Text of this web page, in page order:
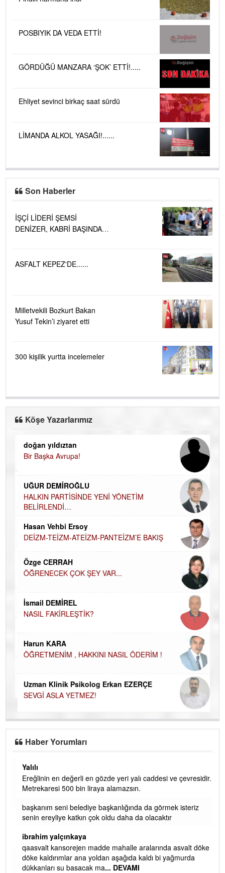
POSBIYIK DA VEDA ETTİ!
GÖRDÜĞÜ MANZARA ‘ŞOK’ ETTİ!.....
Ehliyet sevinci birkaç saat sürdü
LİMANDA ALKOL YASAĞI!......
Son Haberler
İŞÇİ LİDERİ ŞEMSİ
DENİZER, KABRİ BAŞINDA
ASFALT KEPEZ'DE......
Milletvekili Bozkurt Bakan
Yusuf Tekin’i ziyaret etti
300 kişilik yurtta incelemeler
Köşe Yazarlarımız
doğan yıldıztan
Bir Başka Avrupa!
UĞUR DEMİROĞLU
HALKIN PARTİSİNDE YENİ YÖNETİM
BELİRLENDİ…
Hasan Vehbi Ersoy
DEİZM-TEİZM-ATEİZM-PANTEİZM’E BAKIŞ
Özge CERRAH
ÖĞRENECEK ÇOK ŞEY VAR...
İsmail DEMİREL
NASIL FAKİRLEŞTİK?
Harun KARA
ÖĞRETMENİM , HAKKINI NASIL ÖDERİM !
Uzman Klinik Psikolog Erkan EZERÇE
SEVGİ ASLA YETMEZ!
Haber Yorumları
Yalılı
Ereğlinin en değerli en gözde yeri yalı caddesi ve çevresidir.
Metrekaresi 500 bin liraya alamazsın.
başkanım seni belediye başkanlığında da görmek isteriz
senin ereyliye katkın çok oldu daha da olacaktır
ibrahim yalçınkaya
qaasvalt kansorejen madde mahalle aralarında asvalt döke
döke kaldırımlar ana yoldan aşağıda kaldı bi yağmurda
dükkanları su basacak ma... DEVAMI